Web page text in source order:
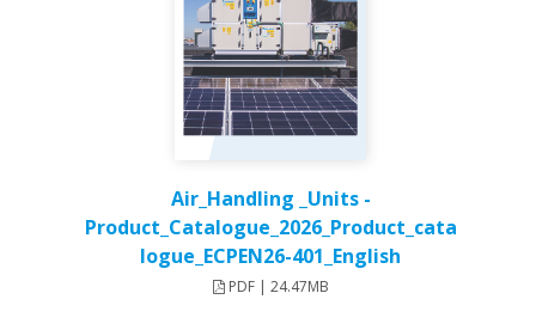
Air_Handling _Units -
Product_Catalogue_2026_Product_cata
logue_ECPEN26-401_English
PDF | 24.47MB